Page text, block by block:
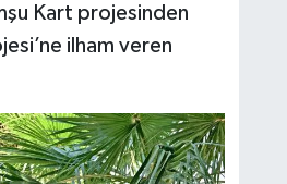
Kart projesinden
ilham veren